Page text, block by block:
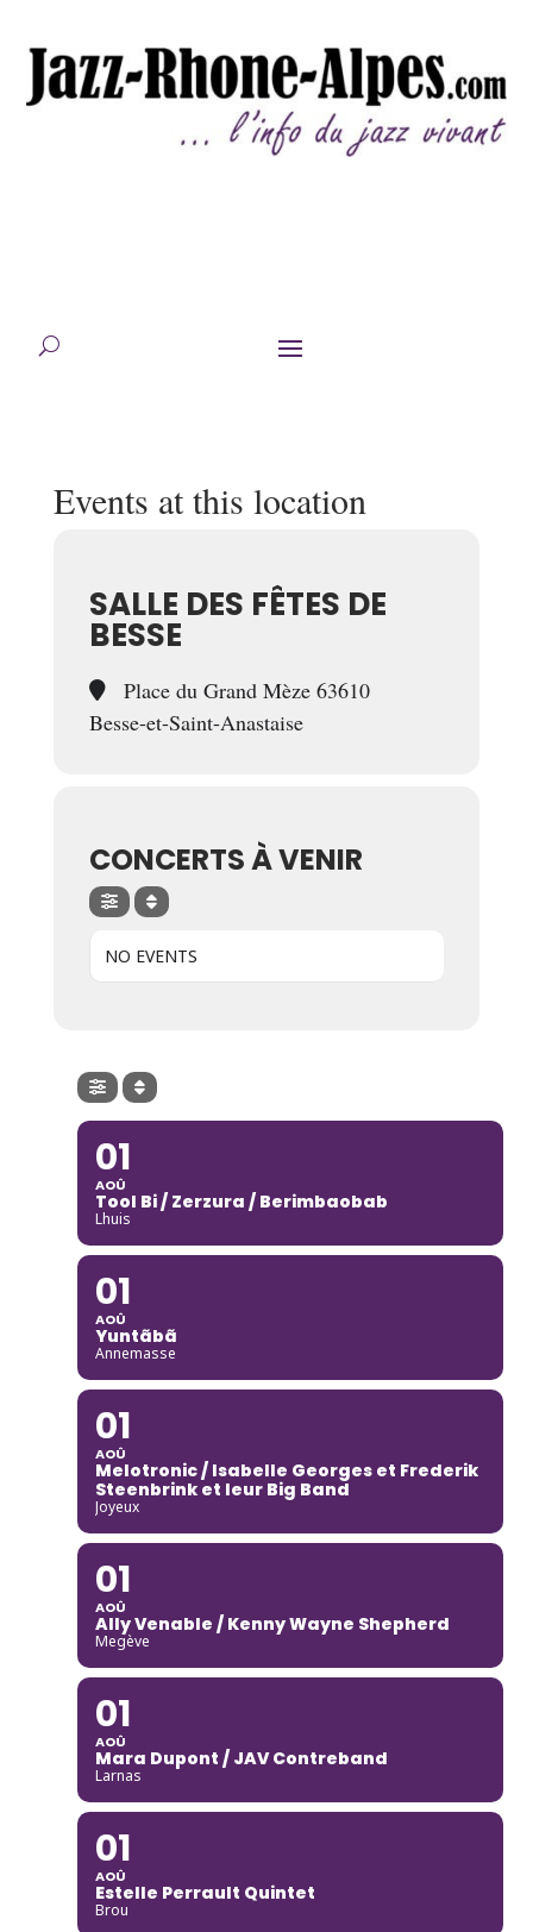
Events at this location
SALLE DES FÊTES DE
BESSE
Place du Grand Mèze 63610
Besse-et-Saint-Anastaise
CONCERTS À VENIR
NO EVENTS
01
AOÛ
Tool Bi / Zerzura / Berimbaobab
Lhuis
01
AOÛ
Yuntãbã
Annemasse
01
AOÛ
Melotronic / Isabelle Georges et Frederik
Steenbrink et leur Big Band
Joyeux
01
AOÛ
Ally Venable / Kenny Wayne Shepherd
Megève
01
AOÛ
Mara Dupont / JAV Contreband
Larnas
01
AOÛ
Estelle Perrault Quintet
Brou